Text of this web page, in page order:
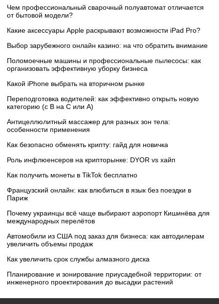
Чем профессиональный сварочный полуавтомат отличается
от бытовой модели?
Какие аксессуары Apple раскрывают возможности iPad Pro?
Выбор зарубежного онлайн казино: на что обратить внимание
Поломоечные машины и профессиональные пылесосы: как
организовать эффективную уборку бизнеса
Какой iPhone выбрать на вторичном рынке
Переподготовка водителей: как эффективно открыть новую
категорию (с B на C или А)
Антицеллюлитный массажер для разных зон тела:
особенности применения
Как безопасно обменять крипту: гайд для новичка
Роль инфлюенсеров на крипторынке: DYOR vs хайп
Как получить монеты в TikTok бесплатно
Французский онлайн: как влюбиться в язык без поездки в
Париж
Почему украинцы всё чаще выбирают аэропорт Кишинёва для
международных перелётов
Автомобили из США под заказ для бизнеса: как автодилерам
увеличить объемы продаж
Как увеличить срок службы алмазного диска
Планирование и зонирование приусадебной территории: от
инженерного проектирования до высадки растений